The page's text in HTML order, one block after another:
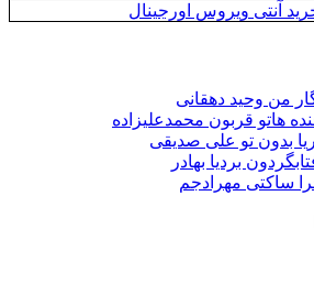
آنتی ویروس اورجینال
من وحید دهقانی
هاتو قربون محمدعلیزاده
بدون تو علی صدیقی
بردیا بهادر
ساکتی مهرادجم